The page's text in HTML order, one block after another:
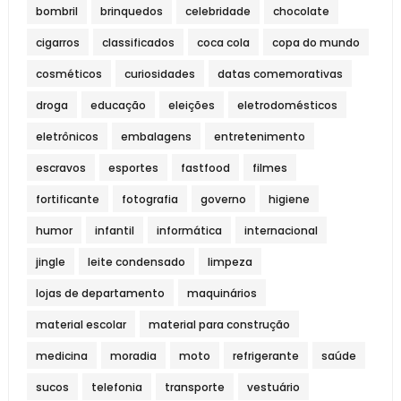
bombril brinquedos celebridade chocolate
cigarros classificados coca cola copa do mundo
cosméticos curiosidades datas comemorativas
droga educação eleições eletrodomésticos
eletrônicos embalagens entretenimento
escravos esportes fastfood filmes
fortificante fotografia governo higiene
humor infantil informática internacional
jingle leite condensado limpeza
lojas de departamento maquinários
material escolar material para construção
medicina moradia moto refrigerante saúde
sucos telefonia transporte vestuário